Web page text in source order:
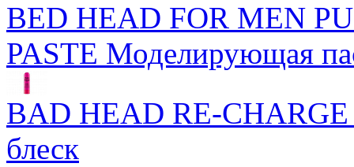
BED HEAD FOR MEN
PASTE Моделирующая
BAD HEAD RE-
блеск